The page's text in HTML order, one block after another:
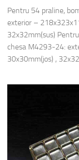
Pentru 54 praline,
exterior –
32x32mm(sus)
chesa M4293-24:
30x30mm(jos) ,